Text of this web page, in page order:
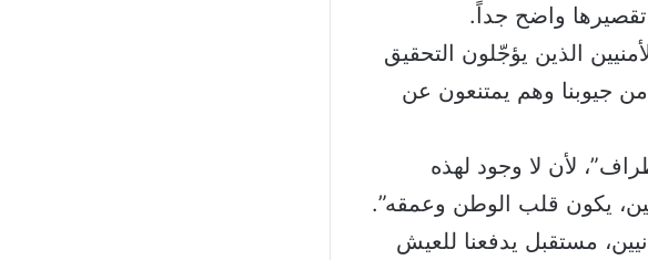
تقصيرها واضح جداً.
الذين يؤجّلون التحقيق
من جيوبنا وهم يمتنعون عن
لأن لا وجود لهذه
يكون قلب الوطن وعمقه”.
مستقبل يدفعنا للعيش